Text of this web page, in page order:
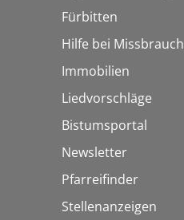
Fürbitten
Hilfe bei Missbrauch
Immobilien
Liedvorschläge
Bistumsportal
Newsletter
Pfarreifinder
Stellenanzeigen